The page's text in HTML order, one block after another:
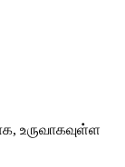
உருவாகவுள்ள